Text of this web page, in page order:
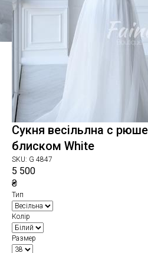
Сукня весільлна с
блиском White
SKU: G 4847
5 500
₴
Тип
Колір
Размер